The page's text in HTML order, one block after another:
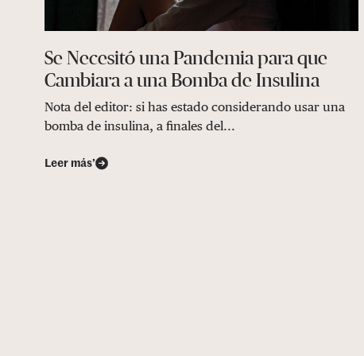
Se Necesitó una Pandemia para que
Cambiara a una Bomba de Insulina
Nota del editor: si has estado considerando usar una
bomba de insulina, a finales del...
Leer más’